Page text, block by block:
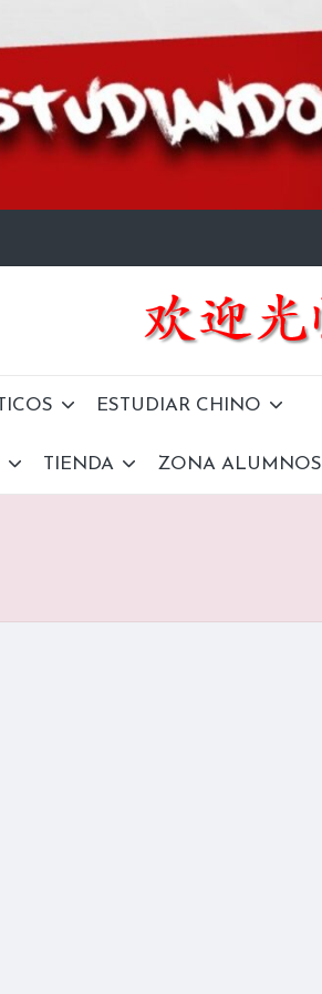
ESTUDIAR CHINO
TIENDA ZONA ALUMNOS